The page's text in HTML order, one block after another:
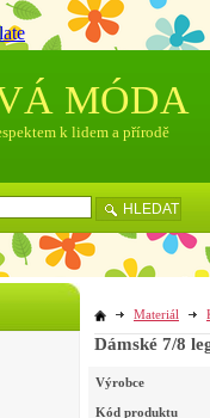
Materiál
Dámské 7/8
Výrobce
Kód produktu
MÓDA
k lidem a přírodě
HLEDAT